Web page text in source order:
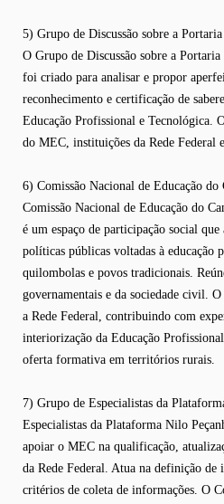
5) Grupo de Discussão sobre a
O Grupo de Discussão sobre a
foi criado para analisar e propor
reconhecimento e certificação de
Educação Profissional e Tecnológica.
do MEC, instituições da Rede Federal
6) Comissão Nacional de Educação
Comissão Nacional de Educação do
é um espaço de participação social
políticas públicas voltadas à educação
quilombolas e povos tradicionais.
governamentais e da sociedade civil.
a Rede Federal, contribuindo com
interiorização da Educação
oferta formativa em territórios rurais.
7) Grupo de Especialistas da
Especialistas da Plataforma Nilo
apoiar o MEC na qualificação,
da Rede Federal. Atua na definição de
critérios de coleta de informações. O